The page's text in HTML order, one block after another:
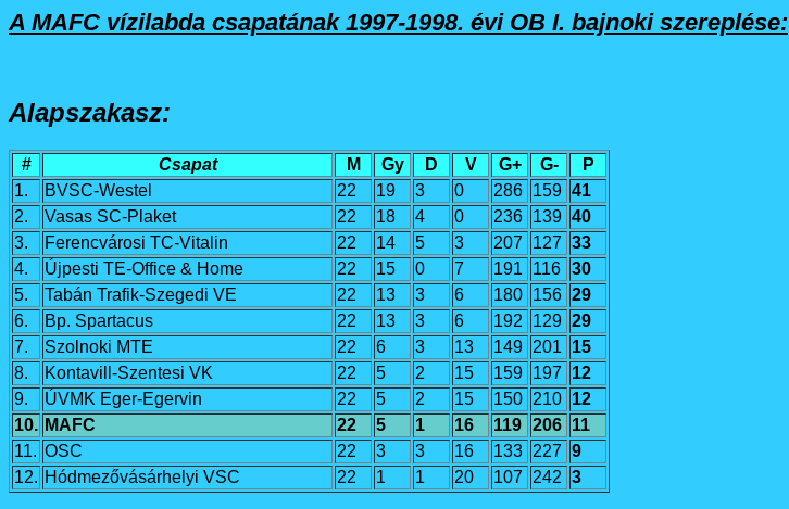
A MAFC vízilabda csapatának 1997-1998. évi OB I. bajnoki szereplése:
Alapszakasz:
# Csapat M Gy D V G+ G-
P
1.
BVSC-Westel 22 19 3 0 286 159 41
2.
Vasas SC-Plaket 22 18 4 0 236 139 40
3.
Ferencvárosi TC-Vitalin 22 14 5 3 207 127 33
4.
Újpesti TE-Office & Home 22 15 0 7 191 116 30
5.
Tabán Trafik-Szegedi VE 22 13 3 6 180 156 29
6.
Bp. Spartacus 22 13 3 6 192 129 29
7.
Szolnoki MTE 22 6 3 13 149 201
15
8.
Kontavill-Szentesi VK 22 5 2 15 159 197 12
9.
ÚVMK Eger-Egervin 22 5 2 15 150 210 12
10. MAFC 22 5 1 16 119 206 11
11. OSC 22 3 3 16 133 227 9
12. Hódmezővásárhelyi VSC 22 1 1 20 107 242 3